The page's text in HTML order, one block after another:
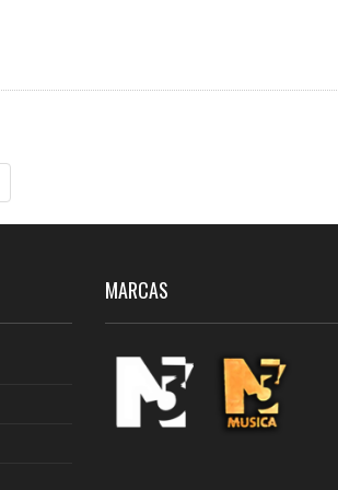
MARCAS